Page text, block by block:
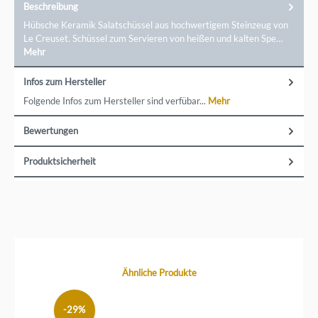
Beschreibung
Hübsche Keramik Salatschüssel aus hochwertigem Steinzeug von
Le Creuset. Schüssel zum Servieren von heißen und kalten Spe…
Mehr
Infos zum Hersteller
Folgende Infos zum Hersteller sind verfübar... Mehr
Bewertungen
Produktsicherheit
Produktgalerie überspringenÄhnliche Produkte
-29%